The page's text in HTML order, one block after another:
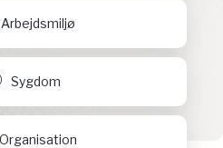
Arbejdsmiljø
Sygdom
Organisation